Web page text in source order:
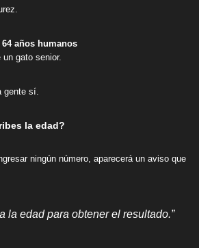
64 años humanos
gato senior.
gente sí.
la edad?
ningún número, aparecerá un aviso que
la edad para obtener el resultado.”